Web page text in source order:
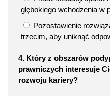
głębokiego wchodzenia w
Pozostawienie
trzecim, aby uniknąć
4. Który z obszarów
prawniczych interesuje
rozwoju kariery?